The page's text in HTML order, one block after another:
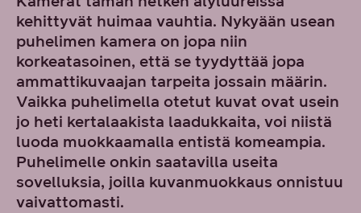
kehittyvät huimaa vauhtia. Nykyään usean
puhelimen kamera on jopa niin
korkeatasoinen, että se tyydyttää jopa
ammattikuvaajan tarpeita jossain määrin.
Vaikka puhelimella otetut kuvat ovat usein
jo heti kertalaakista laadukkaita, voi niistä
luoda muokkaamalla entistä komeampia.
Puhelimelle onkin saatavilla useita
sovelluksia, joilla kuvanmuokkaus onnistuu
vaivattomasti.